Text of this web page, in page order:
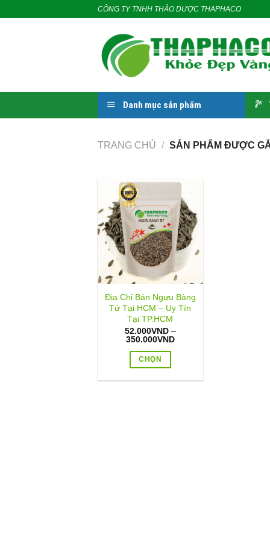
CÔNG TY TNHH THẢO DƯỢC THAPHACO
Danh mục sản phẩm
TRANG CHỦ / SẢN PHẨM ĐƯỢC
Địa Chỉ Bán Ngưu Bàng
Tử Tại HCM – Uy Tín
Tại TP.HCM
52.000VND –
350.000VNDKhoảng
350.000VND
CHỌN